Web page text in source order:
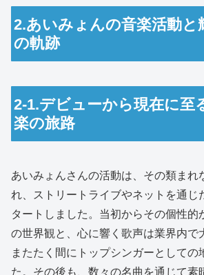
2.あいみょんの音楽活動と
の軌跡
2-1.デビューから現在に至
楽の旅路
あいみょんさんの活動は、その類まれ
れ、ストリートライブやネットを通じ
タートしました。当初からその個性的
の世界観と、心に響く歌声は業界内で
またたく間にトップシンガーとしての
た。その後も、数々の名曲を通じて素